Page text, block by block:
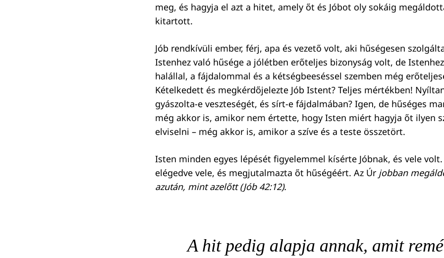
meg, és hagyja el azt a hitet, amely őt és Jóbot oly sokáig
kitartott.
Jób rendkívüli ember, férj, apa és vezető volt, aki hűségesen
Istenhez való hűsége a jólétben erőteljes bizonyság volt, de
halállal, a fájdalommal és a kétségbeeséssel szemben még
Kételkedett és megkérdőjelezte Jób Istent? Teljes mértékben!
gyászolta-e veszteségét, és sírt-e fájdalmában? Igen, de hűséges
még akkor is, amikor nem értette, hogy Isten miért hagyja őt ilyen
elviselni – még akkor is, amikor a szíve és a teste összetört.
Isten minden egyes lépését figyelemmel kísérte Jóbnak, és vele
elégedve vele, és megjutalmazta őt hűségéért. Az Úrjobban
azután, mint azelőtt (Jób 42:12).
A hit pedig alapja annak, amit